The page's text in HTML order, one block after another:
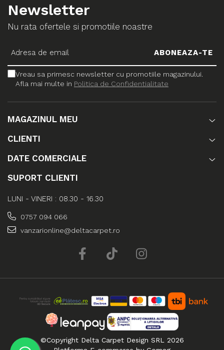
Newsletter
Nu rata ofertele si promotiile noastre
Vreau sa primesc newsletter cu promotiile magazinului.
Afla mai multe in Politica de Confidentialitate
MAGAZINUL MEU
CLIENTI
DATE COMERCIALE
SUPORT CLIENTI
LUNI - VINERI : 08.30 - 16.30
0757 094 066
vanzarionline@deltacarpet.ro
©Copyright Delta Carpet Design SRL 2026